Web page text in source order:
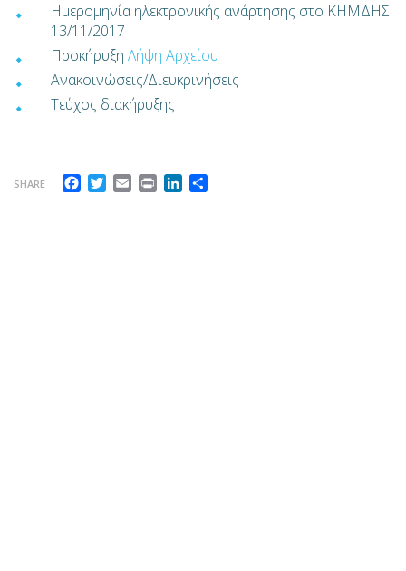
Ημερομηνία ηλεκτρονικής ανάρτησης στο ΚΗΜΔΗΣ
13/11/2017
Προκήρυξη Λήψη Αρχείου
Ανακοινώσεις/Διευκρινήσεις
Τεύχος διακήρυξης
SHARE Facebook
Twitter
EmailPrintLinkedIn